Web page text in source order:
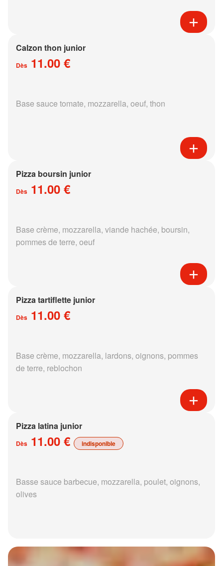
Calzon thon junior
Dès 11.00 €
Base sauce tomate, mozzarella, oeuf, thon
Pizza boursin junior
Dès 11.00 €
Base crème, mozzarella, viande hachée, boursin,
pommes de terre, oeuf
Pizza tartiflette junior
Dès 11.00 €
Base crème, mozzarella, lardons, oignons, pommes
de terre, reblochon
Pizza latina junior
Dès 11.00 € indisponible
Basse sauce barbecue, mozzarella, poulet, oignons,
olives